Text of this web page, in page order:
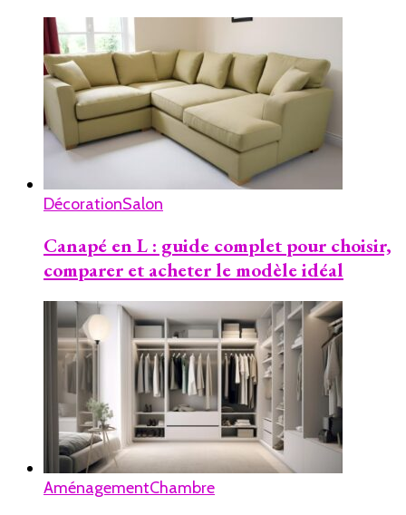
DécorationSalon
Canapé en L : guide complet pour choisir,
comparer et acheter le modèle idéal
AménagementChambre